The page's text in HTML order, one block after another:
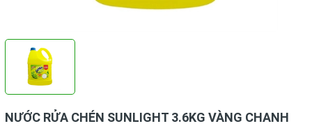
NƯỚC RỬA CHÉN SUNLIGHT 3.6KG VÀNG CHANH